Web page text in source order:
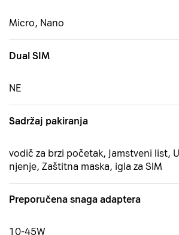
Micro, Nano
Dual SIM
NE
Sadržaj pakiranja
vodič za brzi početak, Jamstveni list,
njenje, Zaštitna maska, igla za SIM
Preporučena snaga adaptera
10-45W